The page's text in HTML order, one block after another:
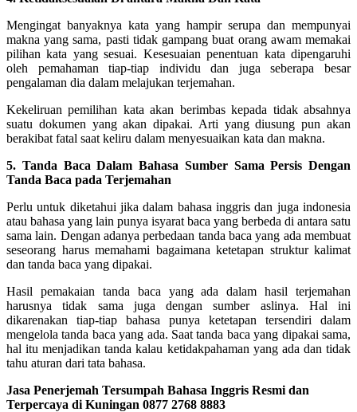
Mengingat banyaknya kata yang hampir serupa dan mempunyai
makna yang sama, pasti tidak gampang buat orang awam memakai
pilihan kata yang sesuai. Kesesuaian penentuan kata dipengaruhi
oleh pemahaman tiap-tiap individu dan juga seberapa besar
pengalaman dia dalam melajukan terjemahan.
Kekeliruan pemilihan kata akan berimbas kepada tidak absahnya
suatu dokumen yang akan dipakai. Arti yang diusung pun akan
berakibat fatal saat keliru dalam menyesuaikan kata dan makna.
5. Tanda Baca Dalam Bahasa Sumber Sama Persis Dengan
Tanda Baca pada Terjemahan
Perlu untuk diketahui jika dalam bahasa inggris dan juga indonesia
atau bahasa yang lain punya isyarat baca yang berbeda di antara satu
sama lain. Dengan adanya perbedaan tanda baca yang ada membuat
seseorang harus memahami bagaimana ketetapan struktur kalimat
dan tanda baca yang dipakai.
Hasil pemakaian tanda baca yang ada dalam hasil terjemahan
harusnya tidak sama juga dengan sumber aslinya. Hal ini
dikarenakan tiap-tiap bahasa punya ketetapan tersendiri dalam
mengelola tanda baca yang ada. Saat tanda baca yang dipakai sama,
hal itu menjadikan tanda kalau ketidakpahaman yang ada dan tidak
tahu aturan dari tata bahasa.
Jasa Penerjemah Tersumpah Bahasa Inggris Resmi dan
Terpercaya di Kuningan 0877 2768 8883